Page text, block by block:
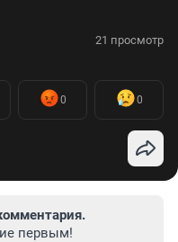
21 просмотр
0 0
первым!